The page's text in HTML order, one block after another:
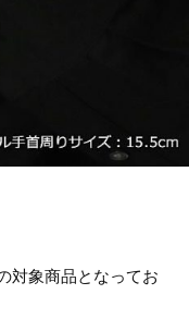
対象商品となってお